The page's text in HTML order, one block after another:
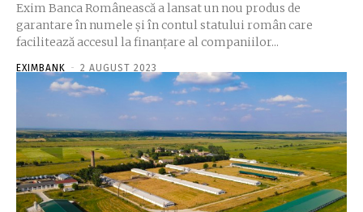
Exim Banca Românească a lansat un nou produs de
garantare în numele şi în contul statului român care
facilitează accesul la finanţare al companiilor...
EXIMBANK - 2 AUGUST 2023